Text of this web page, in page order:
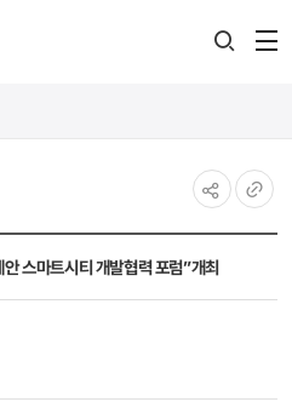
스마트시티 개발협력 포럼”개최